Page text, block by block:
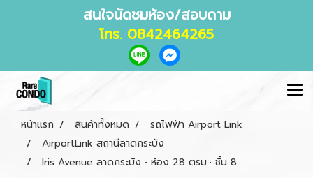
สนใจนัดชมห้อง/สอบถาม
โทร. 0842464265
หน้าแรก สินค้าทั้งหมด
รถไฟฟ้า Airport Link
AirportLink สถานีลาดกระบัง
Iris Avenue ลาดกระบัง • ห้อง 28 ตรม.• ชั้น 8